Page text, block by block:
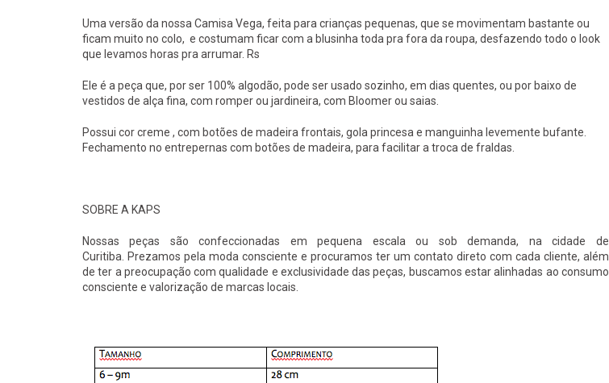
Uma versão da nossa Camisa Vega, feita para crianças pequenas, que se movimentam bastante ou
ficam muito no colo, e costumam ficar com a blusinha toda pra fora da roupa, desfazendo todo o look
que levamos horas pra arrumar. Rs
Ele é a peça que, por ser 100% algodão, pode ser usado sozinho, em dias quentes, ou por baixo de
vestidos de alça fina, com romper ou jardineira, com Bloomer ou saias.
Possui cor creme , com botões de madeira frontais, gola princesa e manguinha levemente bufante.
Fechamento no entrepernas com botões de madeira, para facilitar a troca de fraldas.
SOBRE A KAPS
Nossas peças são confeccionadas em pequena escala ou sob demanda, na cidade de
Curitiba. Prezamos pela moda consciente e procuramos ter um contato direto com cada cliente, além
de ter a preocupação com qualidade e exclusividade das peças, buscamos estar alinhadas ao consumo
consciente e valorização de marcas locais.